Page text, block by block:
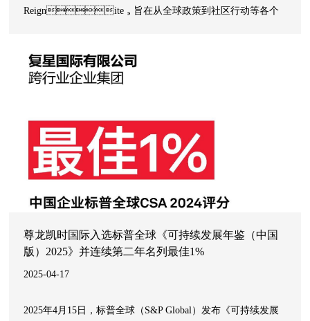
Reignite，旨在从全球政策到社区行动等各个
尊龙凯时国际入选标普全球《可持续发展年鉴（中国
版）2025》并连续第二年名列最佳1%
2025-04-17
2025年4月15日，标普全球（S&P Global）发布《可持续发展